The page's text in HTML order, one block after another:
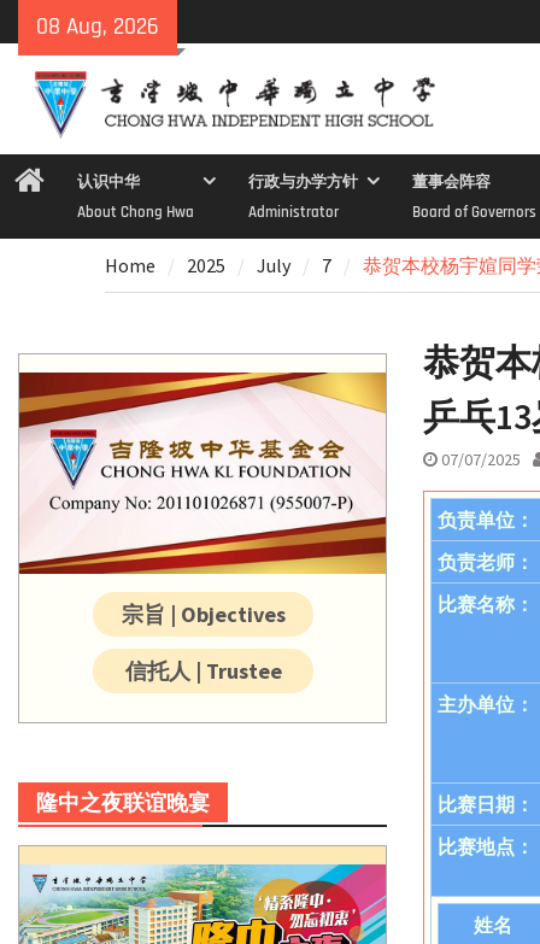
to
content
08 Aug, 2026
Home认识中华
About Chong Hwa
行政与办学方针
Administrator
董事会阵容
Board of Governors
Home 2025 July 7 恭贺本校杨宇媗同
恭贺
乒乓
07/07/2025
负责单位：
负责老师：
比赛名称：
主办单位：
比赛日期：
比赛地点：
姓名
宗旨 | Objectives
信托人 | Trustee
隆中之夜联谊晚宴